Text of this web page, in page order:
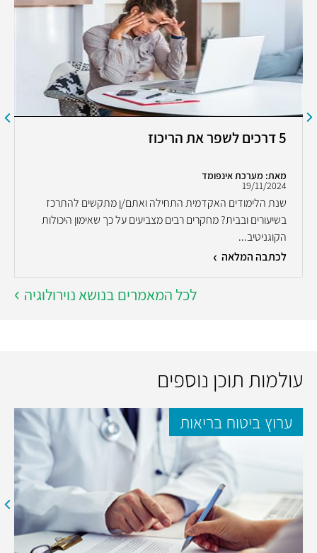
5 דרכים לשפר את הריכוז
מאת: מערכת אינפומד
19/11/2024
שנת הלימודים האקדמית התחילה ואתם/ן מתקשים להתרכז
בשיעורים ובבית? מחקרים רבים מצביעים על כך שאימון היכולות
הקוגניטיב...
לכתבה המלאה
לכל המאמרים בנושא נוירולוגיה
עולמות תוכן נוספים
ערוץ ביטוח בריאות